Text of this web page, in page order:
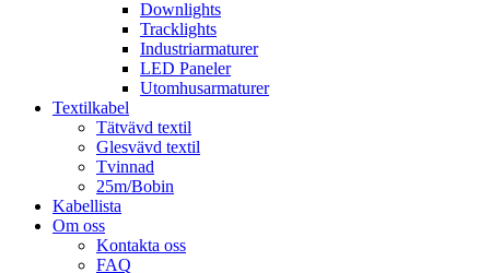
Downlights
Tracklights
Industriarmaturer
LED Paneler
Utomhusarmaturer
Textilkabel
Tätvävd textil
Glesvävd textil
Tvinnad
25m/Bobin
Kabellista
Om oss
Kontakta oss
FAQ